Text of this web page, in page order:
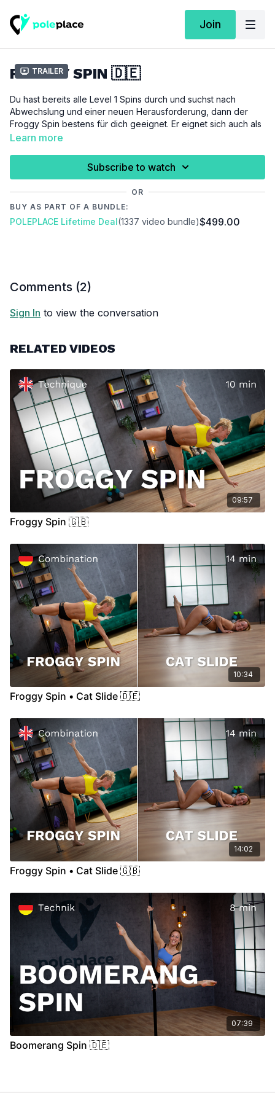
Join
Trailer
FROGGY SPIN 🇩🇪
Du hast bereits alle Level 1 Spins durch und suchst nach
Abwechslung und einer neuen Herausforderung, dann der
Froggy Spin bestens für dich geeignet. Er eignet sich auch als
perfekter Übergang vom Stand auf den Boden um zum
Für dieses Tutorial setzen wir denKnee Hook Front
WICHTIG:
Bitte achte darauf, dich vor der Ausübung dieses Tutorials
00:00Introduction
00:35 Stand
Learn more
Subscribe to watch
OR
BUY AS PART OF A BUNDLE:
POLEPLACE Lifetime Deal(1337 video bundle)$499.00
Comments (2)
Sign In to view the conversation
RELATED VIDEOS
09:57
Froggy Spin 🇬🇧
10:34
Froggy Spin • Cat Slide 🇩🇪
14:02
Froggy Spin • Cat Slide 🇬🇧
07:39
Boomerang Spin 🇩🇪